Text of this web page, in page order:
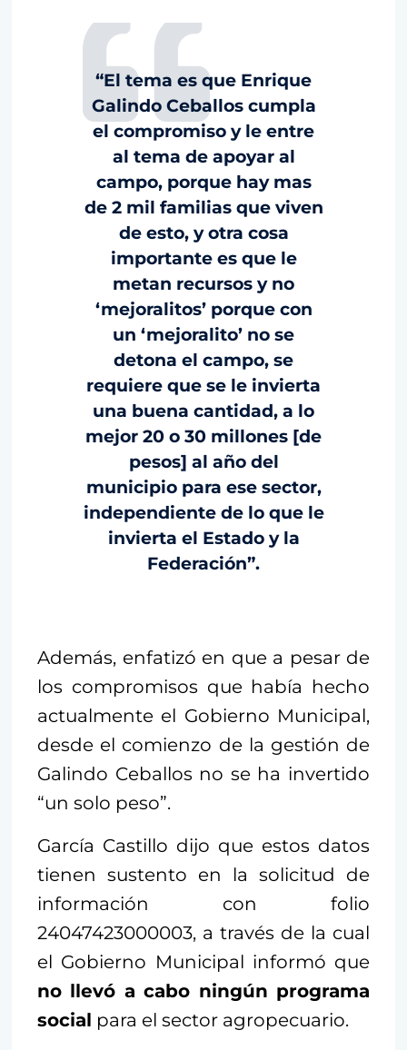
“El tema es que Enrique
Galindo Ceballos cumpla
el compromiso y le entre
al tema de apoyar al
campo, porque hay mas
de 2 mil familias que viven
de esto, y otra cosa
importante es que le
metan recursos y no
‘mejoralitos’ porque con
un ‘mejoralito’ no se
detona el campo, se
requiere que se le invierta
una buena cantidad, a lo
mejor 20 o 30 millones [de
pesos] al año del
municipio para ese sector,
independiente de lo que le
invierta el Estado y la
Federación”.
Además, enfatizó en que a pesar de
los compromisos que había hecho
actualmente el Gobierno Municipal,
desde el comienzo de la gestión de
Galindo Ceballos no se ha invertido
“un solo peso”.
García Castillo dijo que estos datos
tienen sustento en la solicitud de
información con folio
24047423000003, a través de la cual
el Gobierno Municipal informó que
no llevó a cabo ningún programa
social para el sector agropecuario.